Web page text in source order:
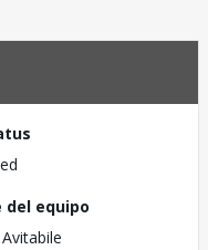
del equipo